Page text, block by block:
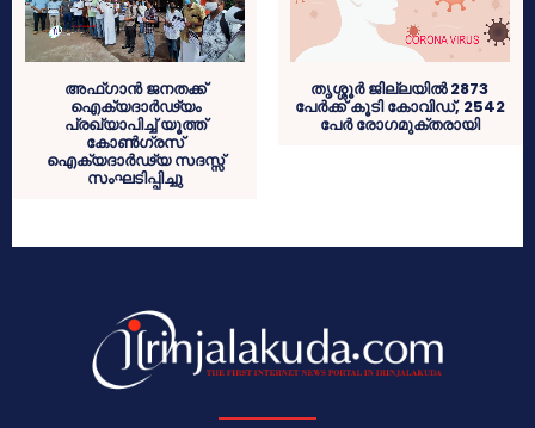
അഫ്ഗാൻ ജനതക്ക്
ഐക്യദാർഢ്യം
പ്രഖ്യാപിച്ച് യൂത്ത്
കോൺഗ്രസ്‌
ഐക്യദാർഢ്യ സദസ്സ്
സംഘടിപ്പിച്ചു
തൃശ്ശൂര്‍ ജില്ലയില്‍ 2873
പേര്‍ക്ക് കൂടി കോവിഡ്, 2542
പേര്‍ രോഗമുക്തരായി